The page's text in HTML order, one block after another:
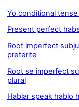
Yo conditional
Present perfect
Root imperfect
preterite
Root se imperfect
plural
Hablar speak hablo